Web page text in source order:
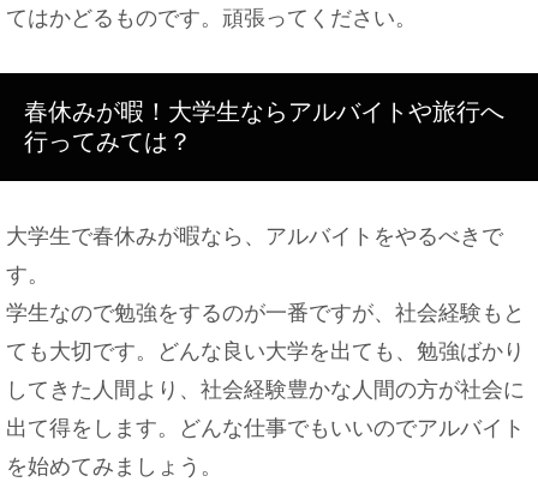
バレエに柔軟は必要！厳しい柔軟ストレッチに耐え
るべき
ホントにあるの！？マンションの隣人との恋愛事情
鉄ＶＳステンレス！強度が上なのはどっちなのか徹
てはかどるものです。頑張ってください。
春休みが暇！大学生ならアルバイトや旅行へ
行ってみては？
大学生で春休みが暇なら、アルバイトをやるべきで
す。
学生なので勉強をするのが一番ですが、社会経験もと
ても大切です。どんな良い大学を出ても、勉強ばかり
してきた人間より、社会経験豊かな人間の方が社会に
出て得をします。どんな仕事でもいいのでアルバイト
を始めてみましょう。